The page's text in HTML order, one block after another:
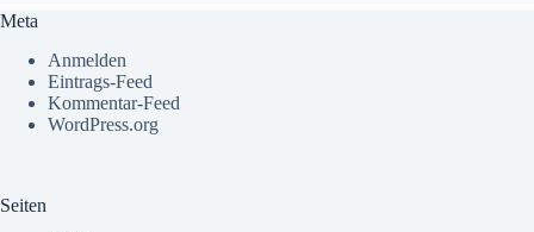
Meta
Anmelden
Eintrags-Feed
Kommentar-Feed
WordPress.org
Seiten